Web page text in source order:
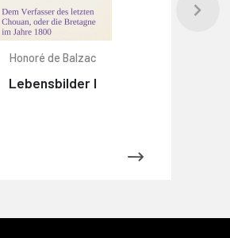
Honoré de Balzac
Lebensbilder I